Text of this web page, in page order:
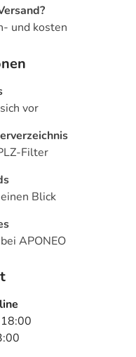
und kosten
vor
Filter
Blick
APONEO